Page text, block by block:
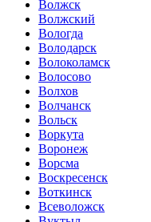
Волжск
Волжский
Вологда
Володарск
Волоколамск
Волосово
Волхов
Волчанск
Вольск
Воркута
Воронеж
Ворсма
Воскресенск
Воткинск
Всеволожск